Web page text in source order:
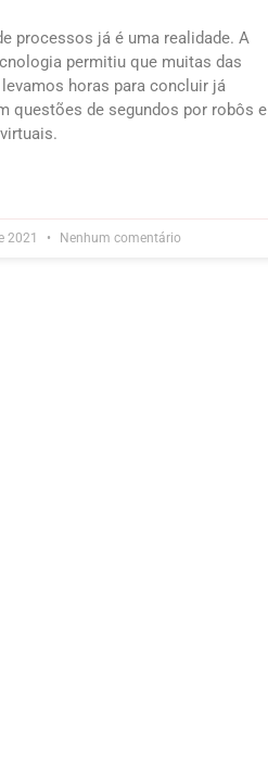
processos já é uma realidade. A
permitiu que muitas das
horas para concluir já
questões de segundos por robôs e
2021 Nenhum comentário